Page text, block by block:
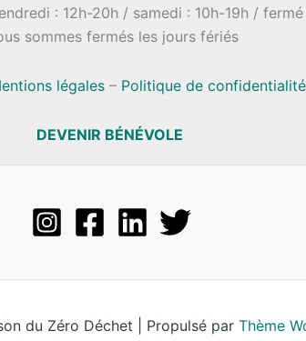
: 12h-20h / samedi : 10h-19h /
sommes fermés les jours fériés
légales– Politique de confidentialité
DEVENIR BÉNÉVOLE
du Zéro Déchet | Propulsé par Thème